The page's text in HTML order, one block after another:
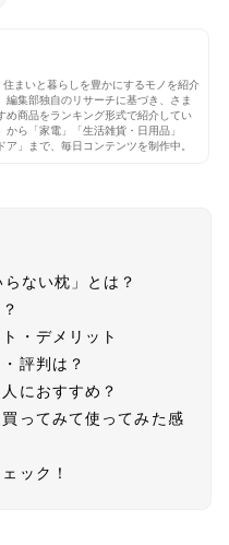
まいと暮らしを豊かにするモノを紹介
編集部独自のリサーチに基づき、さま
め商品をランキング形式で紹介してい
から「家電」「生活雑貨・日用品」
ア」まで、毎日コンテンツを制作中。
ない枕」とは？
・デメリット
評判は？
におすすめ？
ってみて使ってみた感
ック！